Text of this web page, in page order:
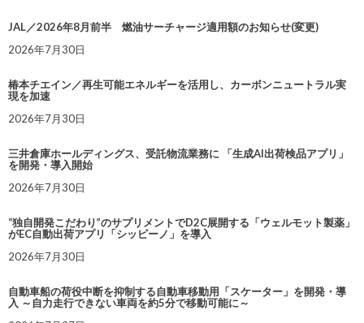
JAL／2026年8月前半 燃油サーチャージ適用額のお知らせ(変更)
2026年7月30日
椿本チエイン／再生可能エネルギーを活用し、カーボンニュートラル実
現を加速
2026年7月30日
三井倉庫ホールディングス、受託物流業務に 「生成AI出荷検品アプリ」
を開発・導入開始
2026年7月30日
“独自開発こだわり”のサプリメントでD2C展開する「ウェルモット製薬」
がEC自動出荷アプリ「シッピーノ」を導入
2026年7月30日
自動車船の荷役中断を抑制する自動車移動用「スケーター」を開発・導
入 ～自力走行できない車両を約5分で移動可能に～